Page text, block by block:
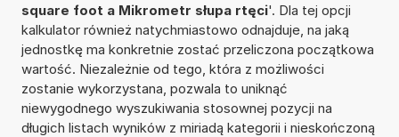
square foot a Mikrometr słupa rtęci'. Dla tej opcji
kalkulator również natychmiastowo odnajduje, na jaką
jednostkę ma konkretnie zostać przeliczona początkowa
wartość. Niezależnie od tego, która z możliwości
zostanie wykorzystana, pozwala to uniknąć
niewygodnego wyszukiwania stosownej pozycji na
długich listach wyników z miriadą kategorii i nieskończoną